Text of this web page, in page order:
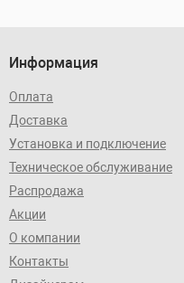
Информация
Оплата
Доставка
Установка и подключение
Техническое обслуживание
Распродажа
Акции
О компании
Контакты